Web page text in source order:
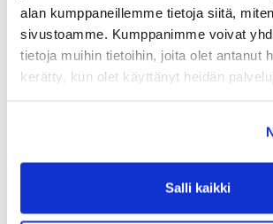
alan kumppaneillemme tietoja siitä,
sivustoamme. Kumppanimme voivat
tietoja muihin tietoihin, joita olet antanut
kerätty, kun olet käyttänyt heidän
Salli kaikki
*SALI-SYKE*
44,90 €